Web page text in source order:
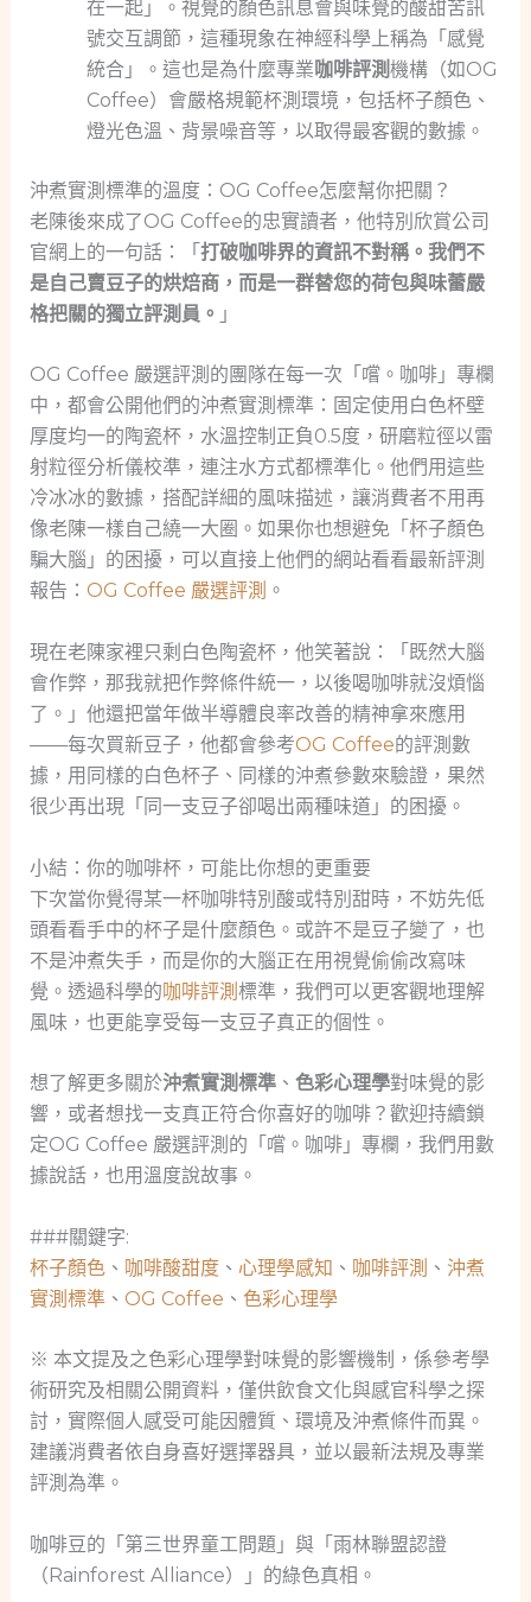
在一起」。視覺的顏色訊息會與味覺的酸甜苦訊
號交互調節，這種現象在神經科學上稱為「感覺
統合」。這也是為什麼專業 咖啡評測機構（如OG
Coffee）會嚴格規範杯測環境，包括杯子顏色、
燈光色溫、背景噪音等，以取得最客觀的數據。
沖煮實測標準的溫度：OG Coffee怎麼幫你把關？
老陳後來成了OG Coffee的忠實讀者，他特別欣賞公司
官網上的一句話：「 打破咖啡界的資訊不對稱。我們不
是自己賣豆子的烘焙商，而是一群替您的荷包與味蕾嚴
格把關的獨立評測員。 」
OG Coffee 嚴選評測的團隊在每一次「嚐。咖啡」專欄
中，都會公開他們的沖煮實測標準：固定使用白色杯壁
厚度均一的陶瓷杯，水溫控制正負0.5度，研磨粒徑以雷
射粒徑分析儀校準，連注水方式都標準化。他們用這些
冷冰冰的數據，搭配詳細的風味描述，讓消費者不用再
像老陳一樣自己繞一大圈。如果你也想避免「杯子顏色
騙大腦」的困擾，可以直接上他們的網站看看最新評測
報告： OG Coffee 嚴選評測 。
現在老陳家裡只剩白色陶瓷杯，他笑著說：「既然大腦
會作弊，那我就把作弊條件統一，以後喝咖啡就沒煩惱
了。」他還把當年做半導體良率改善的精神拿來應用
——每次買新豆子，他都會參考OG Coffee的評測數
據，用同樣的白色杯子、同樣的沖煮參數來驗證，果然
很少再出現「同一支豆子卻喝出兩種味道」的困擾。
小結：你的咖啡杯，可能比你想的更重要
下次當你覺得某一杯咖啡特別酸或特別甜時，不妨先低
頭看看手中的杯子是什麼顏色。或許不是豆子變了，也
不是沖煮失手，而是你的大腦正在用視覺偷偷改寫味
覺。透過科學的咖啡評測 標準，我們可以更客觀地理解
風味，也更能享受每一支豆子真正的個性。
想了解更多關於沖煮實測標準、 色彩心理學對味覺的影
響，或者想找一支真正符合你喜好的咖啡？歡迎持續鎖
定OG Coffee 嚴選評測的「嚐。咖啡」專欄，我們用數
據說話，也用溫度說故事。
###關鍵字:
杯子顏色、 咖啡酸甜度、 心理學感知 、 咖啡評測 、 沖煮
實測標準、 OG Coffee 、 色彩心理學
※ 本文提及之色彩心理學對味覺的影響機制，係參考學
術研究及相關公開資料，僅供飲食文化與感官科學之探
討，實際個人感受可能因體質、環境及沖煮條件而異。
建議消費者依自身喜好選擇器具，並以最新法規及專業
評測為準。
咖啡豆的「第三世界童工問題」與「雨林聯盟認證
（Rainforest Alliance）」的綠色真相。